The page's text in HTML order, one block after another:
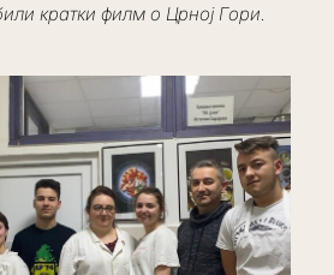
кратки филм о Црној Гори.